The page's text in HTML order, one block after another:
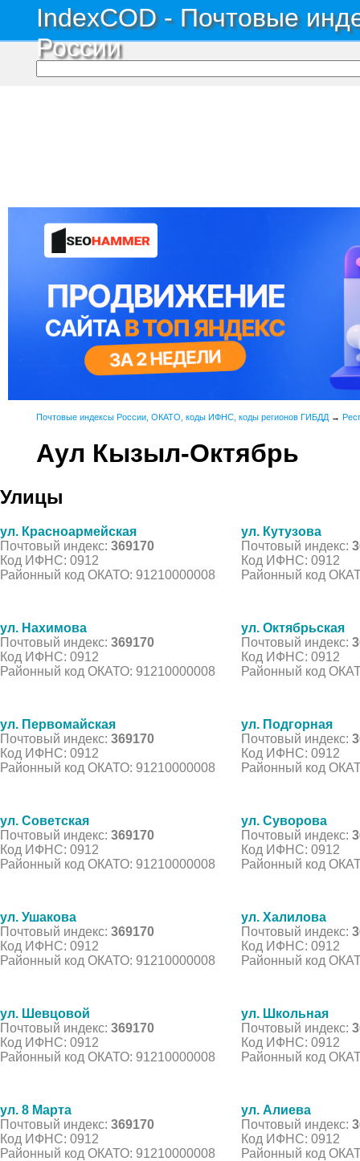
IndexCOD - Почтовые
России
Почтовые индексы России, ОКАТО, коды ИФНС, коды регионов ГИБДД →
Аул Кызыл-Октябрь
Улицы
ул. Красноармейская
Почтовый индекс: 369170
Код ИФНС: 0912
Районный код ОКАТО: 91210000008
ул. Кутузова
Почтовый индекс:
Код ИФНС: 0912
Районный код
ул. Нахимова
Почтовый индекс: 369170
Код ИФНС: 0912
Районный код ОКАТО: 91210000008
ул. Октябрьская
Почтовый индекс:
Код ИФНС: 0912
Районный код
ул. Первомайская
Почтовый индекс: 369170
Код ИФНС: 0912
Районный код ОКАТО: 91210000008
ул. Подгорная
Почтовый индекс:
Код ИФНС: 0912
Районный код
ул. Советская
Почтовый индекс: 369170
Код ИФНС: 0912
Районный код ОКАТО: 91210000008
ул. Суворова
Почтовый индекс:
Код ИФНС: 0912
Районный код
ул. Ушакова
Почтовый индекс: 369170
Код ИФНС: 0912
Районный код ОКАТО: 91210000008
ул. Халилова
Почтовый индекс:
Код ИФНС: 0912
Районный код
ул. Шевцовой
Почтовый индекс: 369170
Код ИФНС: 0912
Районный код ОКАТО: 91210000008
ул. Школьная
Почтовый индекс:
Код ИФНС: 0912
Районный код
ул. 8 Марта
Почтовый индекс: 369170
Код ИФНС: 0912
Районный код ОКАТО: 91210000008
ул. Алиева
Почтовый индекс:
Код ИФНС: 0912
Районный код